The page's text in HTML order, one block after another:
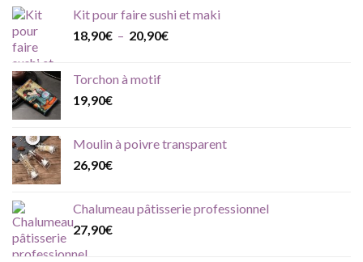
Kit pour faire sushi et maki
18,90€ – 20,90€Plage
Torchon à motif
19,90€
Moulin à poivre transparent
26,90€
Chalumeau pâtisserie professionnel
27,90€